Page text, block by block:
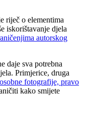
riječ o elementima
iskorištavanje djela
autorskog
daje sva potrebna
Primjerice, druga
fotografije, pravo
kako smijete